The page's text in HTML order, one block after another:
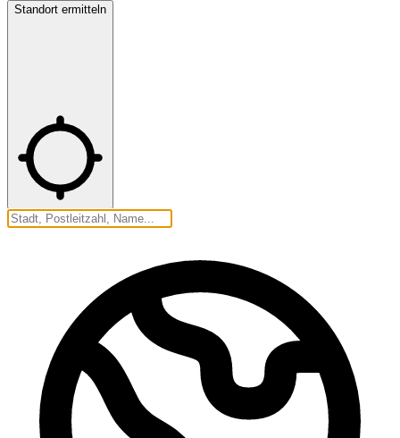
Standort ermitteln